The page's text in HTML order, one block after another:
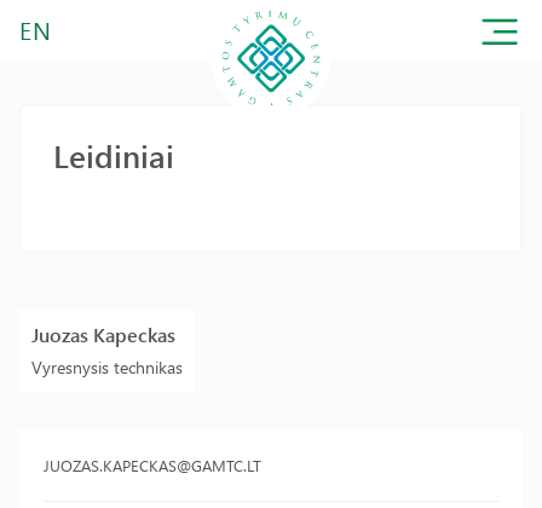
EN
Juozas Kapeckas
Vyresnysis technikas
JUOZAS.KAPECKAS@GAMTC.LT
Leidiniai